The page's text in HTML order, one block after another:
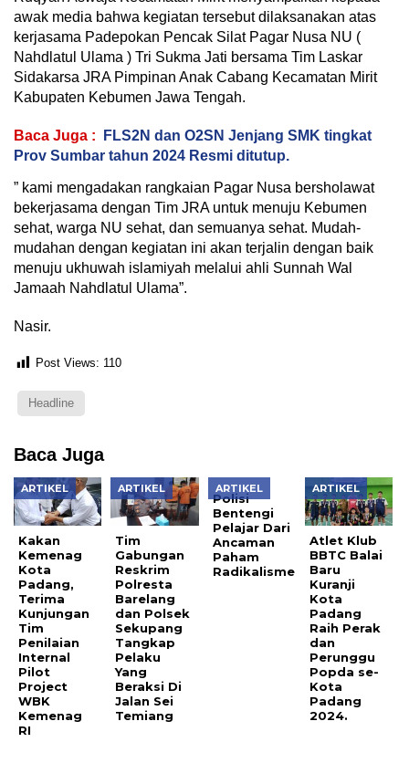
awak media bahwa kegiatan tersebut dilaksanakan atas
kerjasama Padepokan Pencak Silat Pagar Nusa NU (
Nahdlatul Ulama ) Tri Sukma Jati bersama Tim Laskar
Sidakarsa JRA Pimpinan Anak Cabang Kecamatan Mirit
Kabupaten Kebumen Jawa Tengah.
Baca Juga :
FLS2N dan O2SN Jenjang SMK tingkat
Prov Sumbar tahun 2024 Resmi ditutup.
” kami mengadakan rangkaian Pagar Nusa bersholawat
bekerjasama dengan Tim JRA untuk menuju Kebumen
sehat, warga NU sehat, dan semuanya sehat. Mudah-
mudahan dengan kegiatan ini akan terjalin dengan baik
menuju ukhuwah islamiyah melalui ahli Sunnah Wal
Jamaah Nahdlatul Ulama”.
Nasir.
Post Views: 110
Headline
Baca Juga
ARTIKEL
Kakan
Kemenag
Kota
Padang,
Terima
Kunjungan
Tim
Penilaian
Internal
Pilot
Project
WBK
Kemenag
RI
ARTIKEL
Tim
Gabungan
Reskrim
Polresta
Barelang
dan Polsek
Sekupang
Tangkap
Pelaku
Yang
Beraksi Di
Jalan Sei
Temiang
ARTIKEL
Polisi
Bentengi
Pelajar Dari
Ancaman
Paham
Radikalisme
ARTIKEL
Atlet Klub
BBTC Balai
Baru
Kuranji
Kota
Padang
Raih Perak
dan
Perunggu
Popda se-
Kota
Padang
2024.